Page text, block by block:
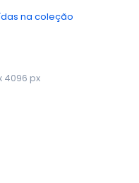
na coleção
4096 px